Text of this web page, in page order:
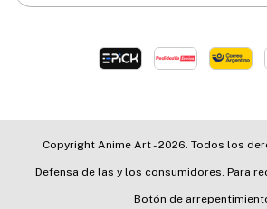
Copyright Anime Art - 2026. Todos los
Defensa de las y los consumidores. Para
Botón de